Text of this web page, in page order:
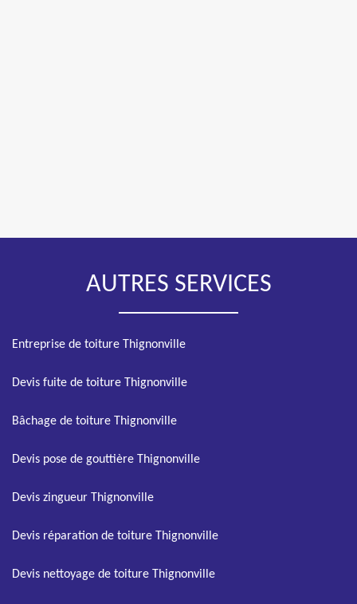
AUTRES SERVICES
Entreprise de toiture Thignonville
Devis fuite de toiture Thignonville
Bâchage de toiture Thignonville
Devis pose de gouttière Thignonville
Devis zingueur Thignonville
Devis réparation de toiture Thignonville
Devis nettoyage de toiture Thignonville